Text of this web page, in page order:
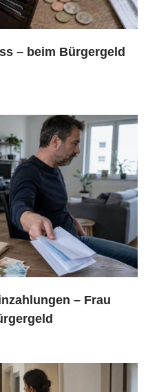
– beim Bürgergeld
– Frau